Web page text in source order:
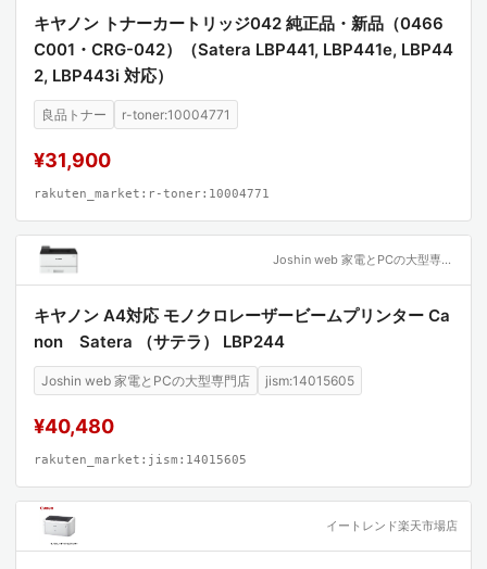
キヤノン トナーカートリッジ042 純正品・新品（0466
C001・CRG-042）（Satera LBP441, LBP441e, LBP44
2, LBP443i 対応）
良品トナー r-toner:10004771
¥31,900
rakuten_market:r-toner:10004771
Joshin web 家電とPCの大型専門店
キヤノン A4対応 モノクロレーザービームプリンター Ca
non Satera （サテラ） LBP244
Joshin web 家電とPCの大型専門店 jism:14015605
¥40,480
rakuten_market:jism:14015605
イートレンド楽天市場店